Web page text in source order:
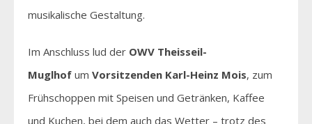
musikalische Gestaltung.
Im Anschluss lud der OWV Theisseil-
Muglhof um Vorsitzenden Karl-Heinz Mois, zum
Frühschoppen mit Speisen und Getränken, Kaffee
und Kuchen, bei dem auch das Wetter – trotz des